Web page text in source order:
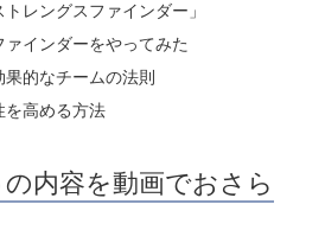
レングスファインダー」
インダーをやってみた
的なチームの法則
を高める方法
内容を動画でおさら